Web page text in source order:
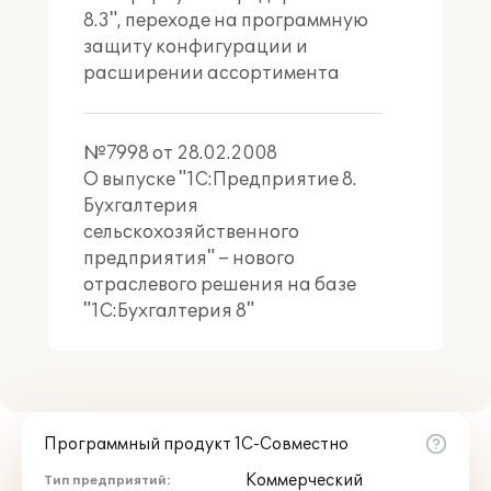
вести взаиморасчёты в разрезе
договоров, срока начисления и
продукции, за которую начисляется
арендная плата.
Бухгалтеру по учету транспорта и
сельхозтехники:
учитывать нефтепродукты в
килограммах с применением
коэффициента перерасчёта в литры;
регистрировать выработку основных
учитывать затраты на ремонт,
движение топлива по каждой единице
8.3", переходе на программную
защиту конфигурации и
расширении ассортимента
№7998 от 28.02.2008
О выпуске "1С:Предприятие 8.
Бухгалтерия
сельскохозяйственного
предприятия" – нового
отраслевого решения на базе
"1С:Бухгалтерия 8"
Программный продукт 1С-Совместно
Тип предприятий: Коммерческий